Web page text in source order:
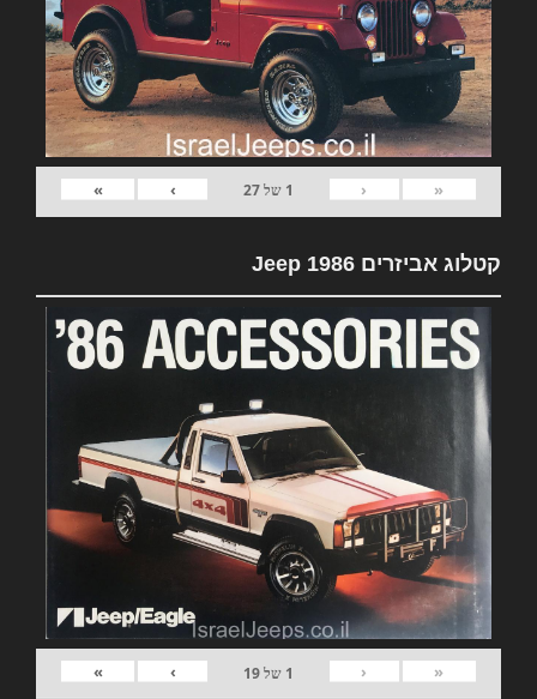
«
‹
1 של27
›
»
קטלוג אביזרים Jeep 1986
«
‹
1 של19
›
»